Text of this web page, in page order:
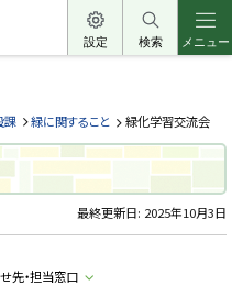
設定 検索 メニュー
課 緑に関すること 緑化学習交流会
最終更新日: 2025年10月3日
先・担当窓口